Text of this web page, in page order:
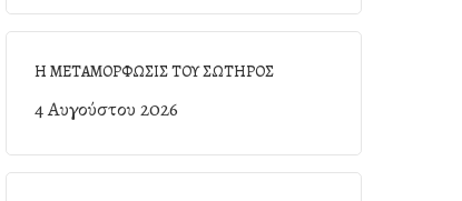
Η ΜΕΤΑΜΟΡΦΩΣΙΣ ΤΟΥ ΣΩΤΗΡΟΣ
4 Αυγούστου 2026